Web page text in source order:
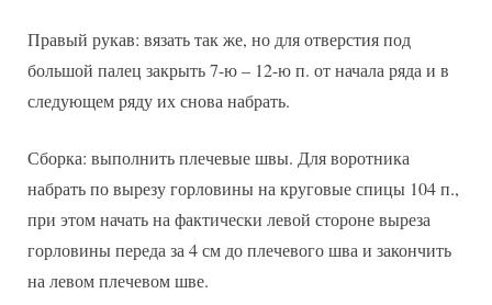
Правый рукав: вязать так же, но для отверстия под
большой палец закрыть 7-ю – 12-ю п. от начала ряда и в
следующем ряду их снова набрать.
Сборка: выполнить плечевые швы. Для воротника
набрать по вырезу горловины на круговые спицы 104 п.,
при этом начать на фактически левой стороне выреза
горловины переда за 4 см до плечевого шва и закончить
на левом плечевом шве.